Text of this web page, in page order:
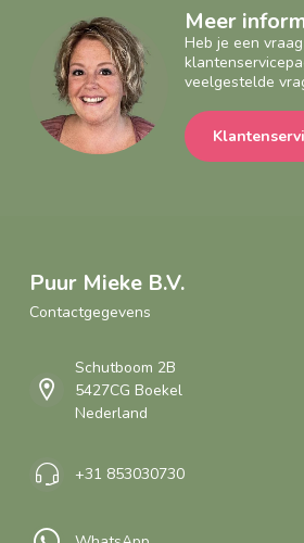
Meer
Heb je een
veelgestelde
Puur Mieke B.V.
Contactgegevens
Schutboom 2B
5427CG Boekel
Nederland
+31 853030730